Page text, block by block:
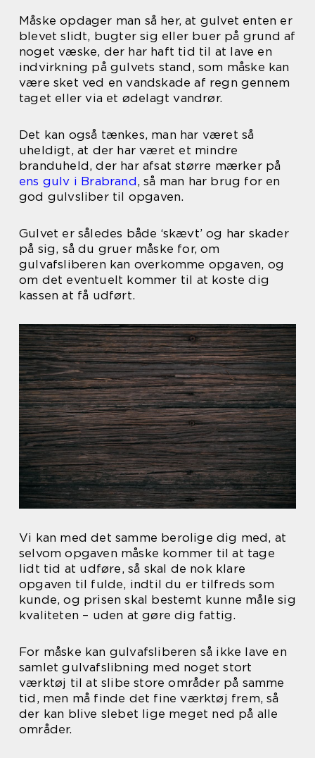
Måske opdager man så her, at gulvet enten er
blevet slidt, bugter sig eller buer på grund af
noget væske, der har haft tid til at lave en
indvirkning på gulvets stand, som måske kan
være sket ved en vandskade af regn gennem
taget eller via et ødelagt vandrør.
Det kan også tænkes, man har været så
uheldigt, at der har været et mindre
branduheld, der har afsat større mærker på
ens gulv i Brabrand, så man har brug for en
god gulvsliber til opgaven.
Gulvet er således både ‘skævt’ og har skader
på sig, så du gruer måske for, om
gulvafsliberen kan overkomme opgaven, og
om det eventuelt kommer til at koste dig
kassen at få udført.
Vi kan med det samme berolige dig med, at
selvom opgaven måske kommer til at tage
lidt tid at udføre, så skal de nok klare
opgaven til fulde, indtil du er tilfreds som
kunde, og prisen skal bestemt kunne måle sig
kvaliteten – uden at gøre dig fattig.
For måske kan gulvafsliberen så ikke lave en
samlet gulvafslibning med noget stort
værktøj til at slibe store områder på samme
tid, men må finde det fine værktøj frem, så
der kan blive slebet lige meget ned på alle
områder.